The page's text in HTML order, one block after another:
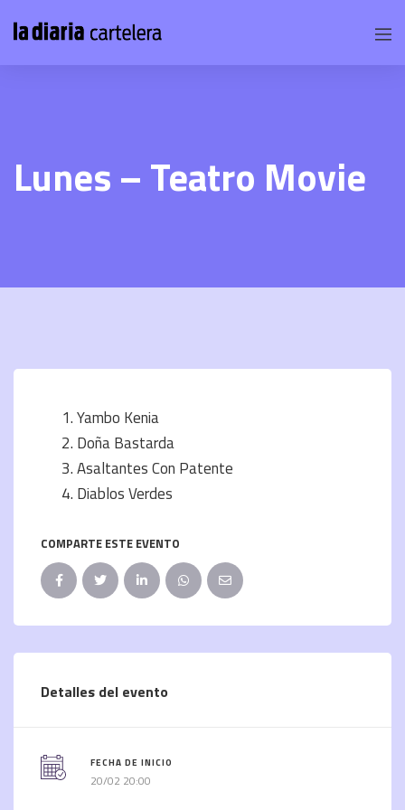
Lunes – Teatro Movie
Yambo Kenia
Doña Bastarda
Asaltantes Con Patente
Diablos Verdes
COMPARTE ESTE EVENTO
Detalles del evento
FECHA DE INICIO
20/02 20:00